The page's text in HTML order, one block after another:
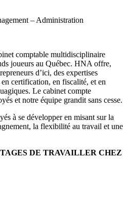
– Administration
comptable multidisciplinaire
joueurs au Québec. HNA offre,
d’ici, des expertises
certification, en fiscalité, et en
Le cabinet compte
et notre équipe grandit sans cesse.
à se développer en misant sur la
la flexibilité au travail et une
DE TRAVAILLER CHEZ